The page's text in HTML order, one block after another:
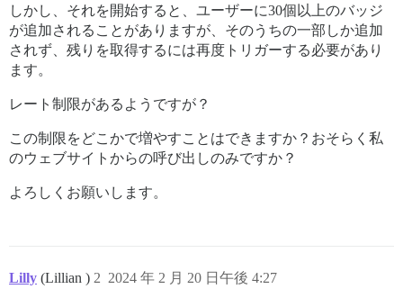
しかし、それを開始すると、ユーザーに30個以上のバッジ
が追加されることがありますが、そのうちの一部しか追加
されず、残りを取得するには再度トリガーする必要があり
ます。
レート制限があるようですが？
この制限をどこかで増やすことはできますか？おそらく私
のウェブサイトからの呼び出しのみですか？
よろしくお願いします。
Lilly (Lillian ) 2024 年 2 月 20 日午後 4:27
2